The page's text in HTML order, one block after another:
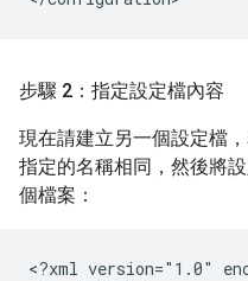
步驟 2：指定設定檔內容
現在請建立另一個設定檔
指定的名稱相同，然後將
個檔案：
<?xml version="1.0"